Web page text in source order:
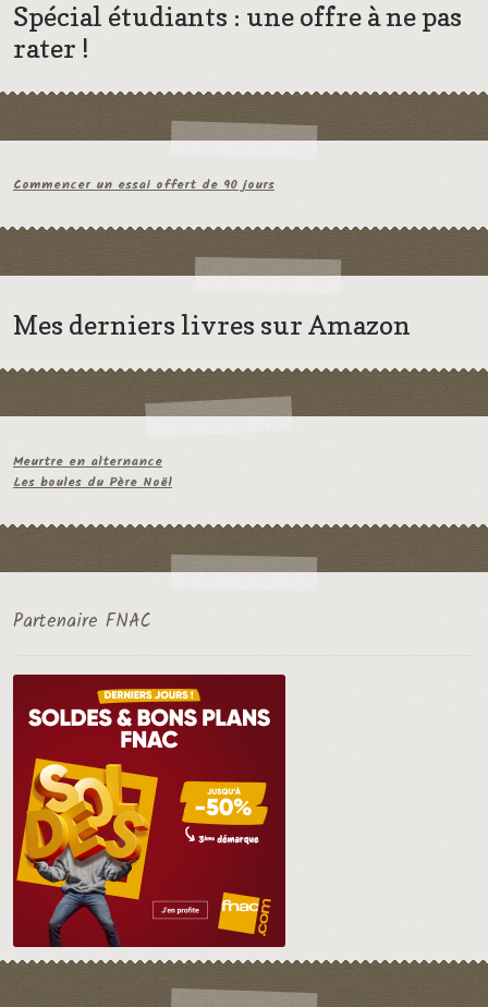
Spécial étudiants : une offre à ne pas
rater !
Commencer un essai offert de 90 jours
Mes derniers livres sur Amazon
Meurtre en alternance
Les boules du Père Noël
Partenaire FNAC